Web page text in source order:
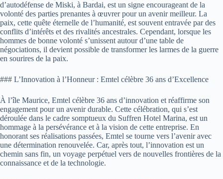
d’autodéfense de Miski, à Bardai, est un signe encourageant de la
volonté des parties prenantes à œuvrer pour un avenir meilleur. La
paix, cette quête éternelle de l’humanité, est souvent entravée par des
conflits d’intérêts et des rivalités ancestrales. Cependant, lorsque les
hommes de bonne volonté s’unissent autour d’une table de
négociations, il devient possible de transformer les larmes de la guerre
en sourires de la paix.
### L’Innovation à l’Honneur : Emtel célèbre 36 ans d’Excellence
À l’île Maurice, Emtel célèbre 36 ans d’innovation et réaffirme son
engagement pour un avenir durable. Cette célébration, qui s’est
déroulée dans le cadre somptueux du Suffren Hotel Marina, est un
hommage à la persévérance et à la vision de cette entreprise. En
honorant ses réalisations passées, Emtel se tourne vers l’avenir avec
une détermination renouvelée. Car, après tout, l’innovation est un
chemin sans fin, un voyage perpétuel vers de nouvelles frontières de la
connaissance et de la technologie.